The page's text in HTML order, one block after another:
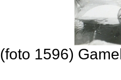
(foto 1596)